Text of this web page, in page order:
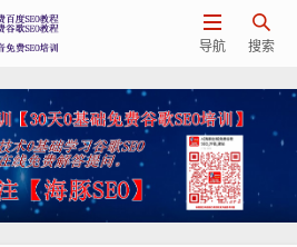

搜索

导航